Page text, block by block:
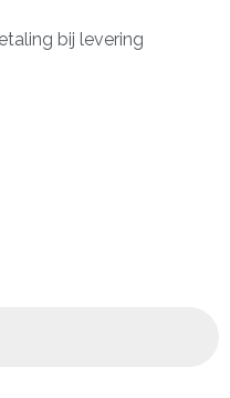
bij levering